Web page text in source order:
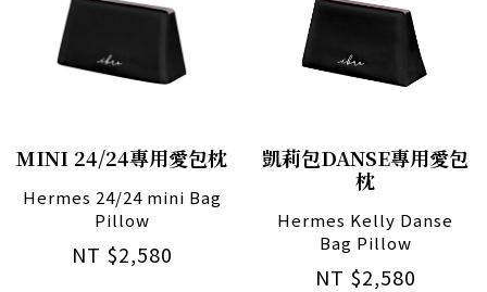
MINI 24/24專用愛包枕
Hermes 24/24 mini Bag
Pillow
NT $2,580
凱莉包DANSE專用愛包
枕
Hermes Kelly Danse
Bag Pillow
NT $2,580